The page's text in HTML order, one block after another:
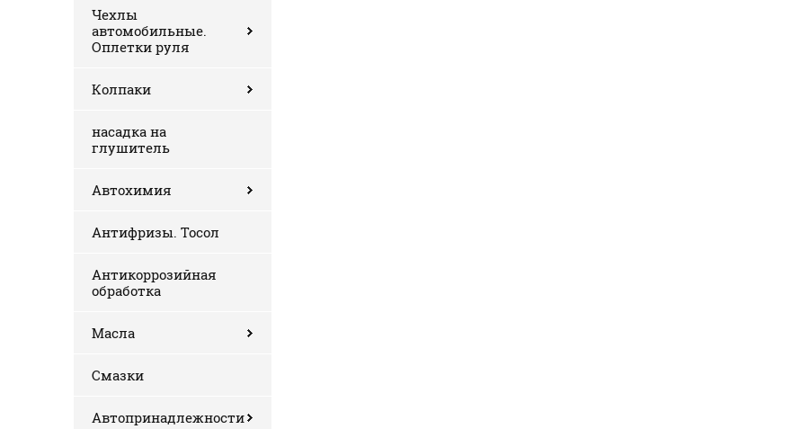
Чехлы
автомобильные.
Оплетки руля
Колпаки
насадка на
глушитель
Автохимия
Антифризы. Тосол
Антикоррозийная
обработка
Масла
Смазки
Автопринадлежности